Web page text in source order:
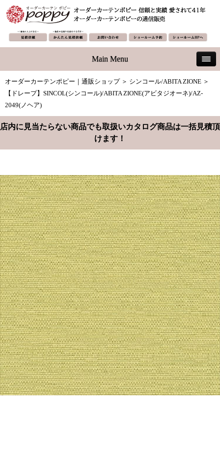
Main Menu
オーダーカーテンポピー｜通販ショップ＞ シンコール/ABITA ZIONE ＞
【ドレープ】SINCOL(シンコール)/ABITA ZIONE(アビタジオーネ)/AZ-
2049(ノヘア)
店内に見当たらない商品でも取扱いカタログ商品は一括見積頂
けます！